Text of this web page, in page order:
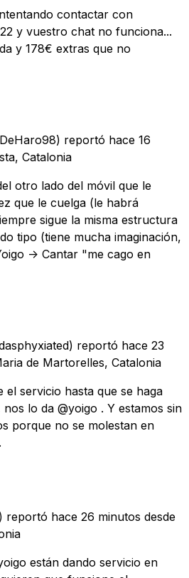
contactar con
y vuestro chat no funciona...
y 178€ extras que no
reportó hace 16
Catalonia
otro lado del móvil que le
que le cuelga (le habrá
sigue la misma estructura
tipo (tiene mucha imaginación,
-> Cantar "me cago en
reportó hace 23
de Martorelles, Catalonia
el servicio hasta que se haga
lo da @yoigo . Y estamos sin
porque no se molestan en
reportó hace 26 minutos desde
están dando servicio en